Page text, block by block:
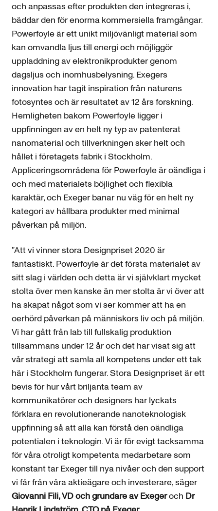
och anpassas efter produkten den integreras i,
bäddar den för enorma kommersiella framgångar.
Powerfoyle är ett unikt miljövänligt material som
kan omvandla ljus till energi och möjliggör
uppladdning av elektronikprodukter genom
dagsljus och inomhusbelysning. Exegers
innovation har tagit inspiration från naturens
fotosyntes och är resultatet av 12 års forskning.
Hemligheten bakom Powerfoyle ligger i
uppfinningen av en helt ny typ av patenterat
nanomaterial och tillverkningen sker helt och
hållet i företagets fabrik i Stockholm.
Appliceringsområdena för Powerfoyle är oändliga i
och med materialets böjlighet och flexibla
karaktär, och Exeger banar nu väg för en helt ny
kategori av hållbara produkter med minimal
påverkan på miljön.
”Att vi vinner stora Designpriset 2020 är
fantastiskt. Powerfoyle är det första materialet av
sitt slag i världen och detta är vi självklart mycket
stolta över men kanske än mer stolta är vi över att
ha skapat något som vi ser kommer att ha en
oerhörd påverkan på människors liv och på miljön.
Vi har gått från lab till fullskalig produktion
tillsammans under 12 år och det har visat sig att
vår strategi att samla all kompetens under ett tak
här i Stockholm fungerar. Stora Designpriset är ett
bevis för hur vårt briljanta team av
kommunikatörer och designers har lyckats
förklara en revolutionerande nanoteknologisk
uppfinning så att alla kan förstå den oändliga
potentialen i teknologin. Vi är för evigt tacksamma
för våra otroligt kompetenta medarbetare som
konstant tar Exeger till nya nivåer och den support
vi får från våra aktieägare och investerare, säger
Giovanni Fili, VD och grundare av Exegeroch Dr